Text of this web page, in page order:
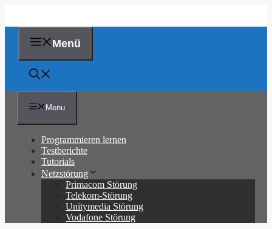
springen
Menü
Menu
Programmieren lernen
Testberichte
Tutorials
Netzstörung
Primacom Störung
Telekom-Störung
Unitymedia Störung
Vodafone Störung